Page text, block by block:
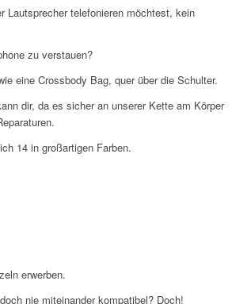
Lautsprecher telefonieren möchtest, kein
zu verstauen?
eine Crossbody Bag, quer über die Schulter.
dir, da es sicher an unserer Kette am Körper
14 in großartigen Farben.
erwerben.
nie miteinander kompatibel? Doch!